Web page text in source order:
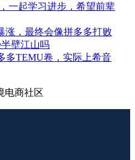
一起学习进步，希望前辈
涨，最终会像拼多多打败
壁江山吗
多TEMU卷，实际上希音
电商社区